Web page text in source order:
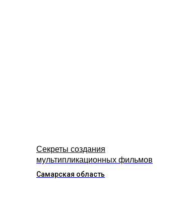
Секреты создания
мультипликационных фильмов
Самарская область